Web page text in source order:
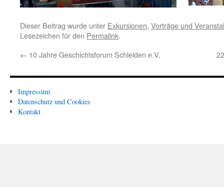
Dieser Beitrag wurde unter Exkursionen, Vorträge und
Lesezeichen für den Permalink.
← 10 Jahre Geschichtsforum Schleiden e.V.
Impressum
Datenschutz und Cookies
Kontakt